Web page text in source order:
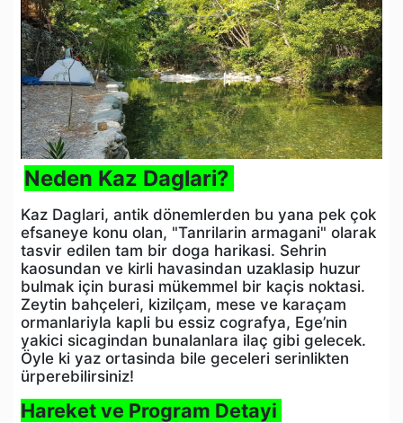
Neden Kaz Daglari?
Kaz Daglari, antik dönemlerden bu yana pek çok
efsaneye konu olan, "Tanrilarin armagani" olarak
tasvir edilen tam bir doga harikasi. Sehrin
kaosundan ve kirli havasindan uzaklasip huzur
bulmak için burasi mükemmel bir kaçis noktasi.
Zeytin bahçeleri, kizilçam, mese ve karaçam
ormanlariyla kapli bu essiz cografya, Ege’nin
yakici sicagindan bunalanlara ilaç gibi gelecek.
Öyle ki yaz ortasinda bile geceleri serinlikten
ürperebilirsiniz!
Hareket ve Program Detayi